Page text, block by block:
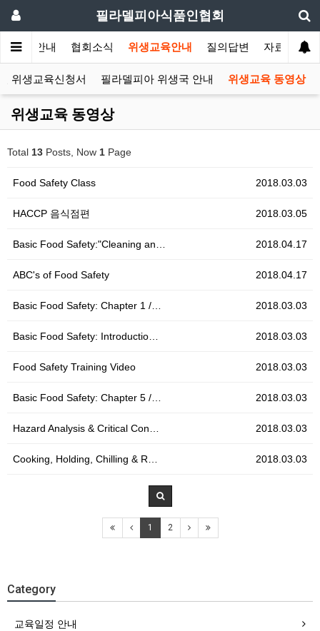
필라델피아식품인협회
협회안내 협회소식 위생교육안내 질의답변 자료실
위생교육신청서 필라델피아 위생국 안내 위생교육 동영상
위생교육 동영상
Total 13 Posts, Now 1 Page
2018.03.03
Food Safety Class
2018.03.05
HACCP 음식점편
2018.04.17
Basic Food Safety:"Cleaning an…
2018.04.17
ABC's of Food Safety
2018.03.03
Basic Food Safety: Chapter 1 /…
2018.03.03
Basic Food Safety: Introductio…
2018.03.03
Food Safety Training Video
2018.03.03
Basic Food Safety: Chapter 5 /…
2018.03.03
Hazard Analysis & Critical Con…
2018.03.03
Cooking, Holding, Chilling & R…
1 2
Category
교육일정 안내